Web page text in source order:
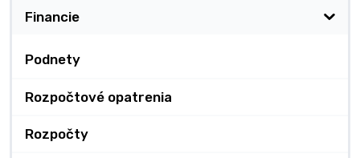
Financie
Podnety
Rozpočtové opatrenia
Rozpočty